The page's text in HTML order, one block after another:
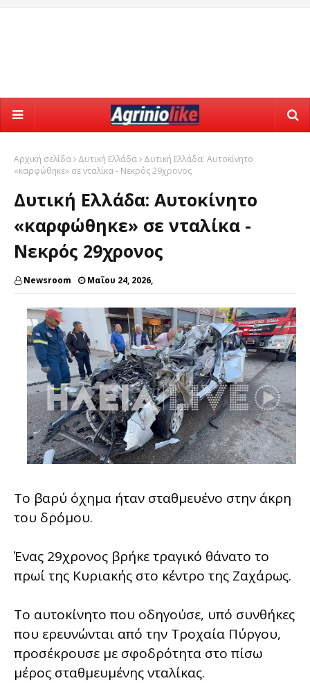
Αρχική σελίδα Δυτική Ελλάδα
Δυτική Ελλάδα: Αυτοκίνητο
«καρφώθηκε» σε νταλίκα - Νεκρός 29χρονος
Δυτική Ελλάδα: Αυτοκίνητο
«καρφώθηκε» σε νταλίκα -
Νεκρός 29χρονος
Newsroom Μαΐου 24, 2026,
Το βαρύ όχημα ήταν σταθμευένο στην άκρη
του δρόμου.
Ένας 29χρονος βρήκε τραγικό θάνατο το
πρωί της Κυριακής στο κέντρο της Ζαχάρως.
Το αυτοκίνητο που οδηγούσε, υπό συνθήκες
που ερευνώνται από την Τροχαία Πύργου,
προσέκρουσε με σφοδρότητα στο πίσω
μέρος σταθμευμένης νταλίκας.